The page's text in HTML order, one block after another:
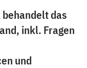
behandelt das
inkl. Fragen
und